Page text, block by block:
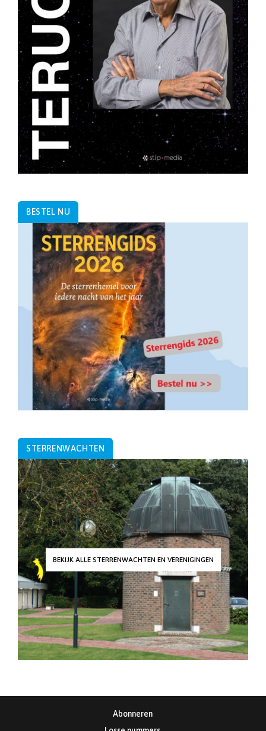
BESTEL NU
STERRENWACHTEN
BEKIJK ALLE STERRENWACHTEN EN VERENIGINGEN
Abonneren